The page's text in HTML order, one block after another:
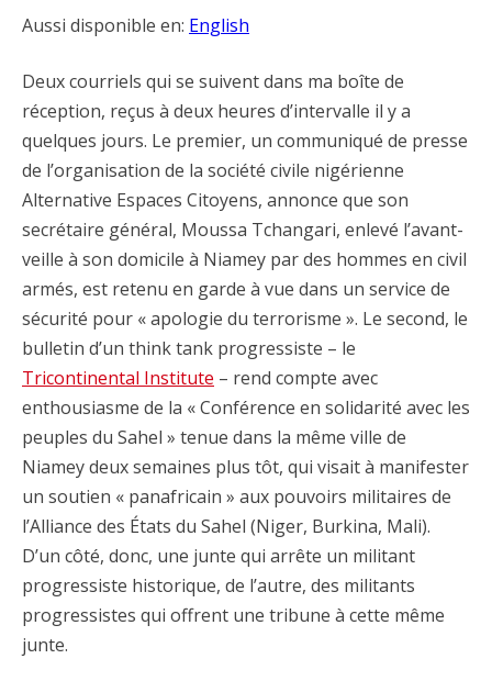
Aussi disponible en: English
Deux courriels qui se suivent dans ma boîte de
réception, reçus à deux heures d’intervalle il y a
quelques jours. Le premier, un communiqué de presse
de l’organisation de la société civile nigérienne
Alternative Espaces Citoyens, annonce que son
secrétaire général, Moussa Tchangari, enlevé l’avant-
veille à son domicile à Niamey par des hommes en civil
armés, est retenu en garde à vue dans un service de
sécurité pour « apologie du terrorisme ». Le second, le
bulletin d’un think tank progressiste – le
Tricontinental Institute – rend compte avec
enthousiasme de la « Conférence en solidarité avec les
peuples du Sahel » tenue dans la même ville de
Niamey deux semaines plus tôt, qui visait à manifester
un soutien « panafricain » aux pouvoirs militaires de
l’Alliance des États du Sahel (Niger, Burkina, Mali).
D’un côté, donc, une junte qui arrête un militant
progressiste historique, de l’autre, des militants
progressistes qui offrent une tribune à cette même
junte.